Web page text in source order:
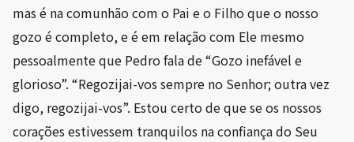
mas é na comunhão com o Pai e o Filho que o nosso
gozo é completo, e é em relação com Ele mesmo
pessoalmente que Pedro fala de “Gozo inefável e
glorioso”. “Regozijai-vos sempre no Senhor; outra vez
digo, regozijai-vos”. Estou certo de que se os nossos
corações estivessem tranquilos na confiança do Seu